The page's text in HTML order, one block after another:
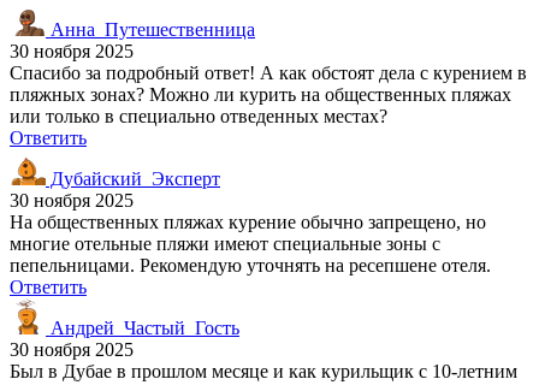
Анна_Путешественница
30 ноября 2025
Спасибо за подробный ответ! А как обстоят дела с курением в
пляжных зонах? Можно ли курить на общественных пляжах
или только в специально отведенных местах?
Ответить
Дубайский_Эксперт
30 ноября 2025
На общественных пляжах курение обычно запрещено, но
многие отельные пляжи имеют специальные зоны с
пепельницами. Рекомендую уточнять на ресепшене отеля.
Ответить
Андрей_Частый_Гость
30 ноября 2025
Был в Дубае в прошлом месяце и как курильщик с 10-летним